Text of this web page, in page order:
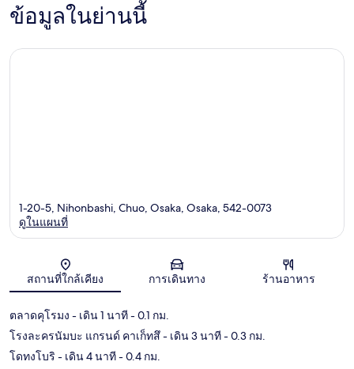
ข้อมูลในย่านนี้
แผนที่
1-20-5, Nihonbashi, Chuo, Osaka, Osaka, 542-0073
ดูในแผนที่
สถานที่ใกล้เคียง การเดินทาง ร้านอาหาร
ตลาดคุโรมง - เดิน 1 นาที- 0.1 กม.
โรงละครนัมบะ แกรนด์ คาเก็ทสึ- เดิน 3 นาที- 0.3 กม.
โดทงโบริ - เดิน 4 นาที- 0.4 กม.